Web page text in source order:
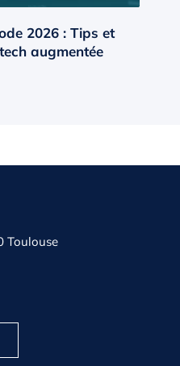
2026 : Tips et
augmentée
Toulouse